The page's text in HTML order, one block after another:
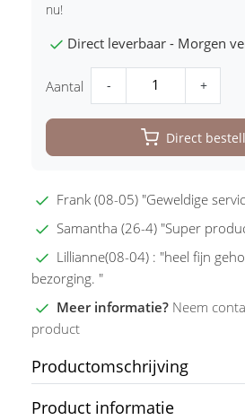
nu!
Direct leverbaar - Morgen
Aantal - +
Direct
Frank (08-05) "Geweldige
Samantha (26-4) "Super
Lillianne(08-04) : "heel fijn
bezorging. "
Meer informatie? Neem
product
Productomschrijving
Product informatie